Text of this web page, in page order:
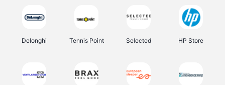
Delonghi Tennis Point Selected HP Store